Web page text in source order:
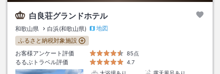
白良荘グランドホテル
和歌山県 白浜(和歌山県)
地図
ふるさと納税対象施設
お客様アンケート評価
85点
るるぶトラベル評価
4.7